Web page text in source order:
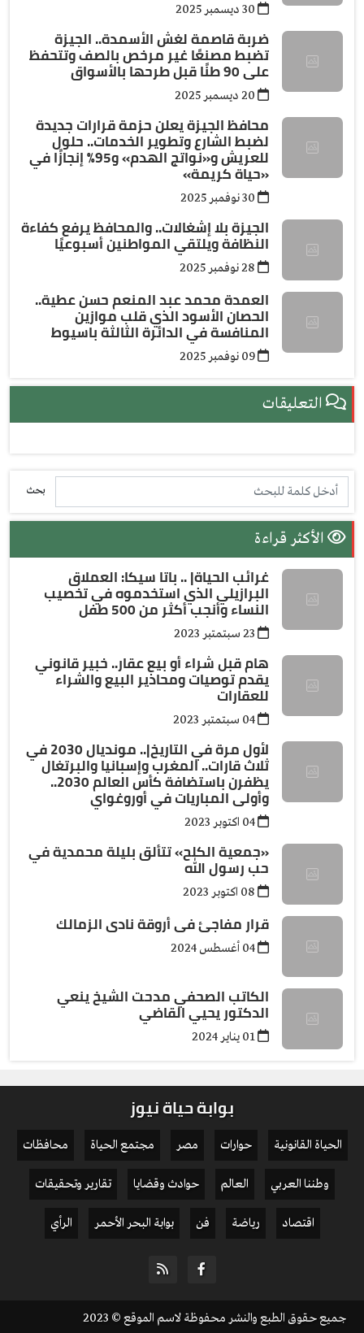
ضربة قاصمة لغش الأسمدة.. الجيزة
تضبط مصنعًا غير مرخص بالصف وتتحفظ
على 90 طنًا قبل طرحها بالأسواق
محافظ الجيزة يعلن حزمة قرارات جديدة
لضبط الشارع وتطوير الخدمات.. حلول
للعريش و«نواتج الهدم» و95٪ إنجازًا في
«حياة كريمة»
الجيزة بلا إشغالات.. والمحافظ يرفع كفاءة
النظافة ويلتقي المواطنين أسبوعيًا
العمدة محمد عبد المنعم حسن عطية..
الحصان الأسود الذي قلب موازين
المنافسة في الدائرة الثالثة باسيوط
التعليقات
بحث
الأكثر قراءة
غرائب الحياة| .. باتا سيكا: العملاق
البرازيلي الذي استخدموه في تخصيب
النساء وأنجب أكثر من 500 طفل
هام قبل شراء أو بيع عقار.. خبير قانوني
يقدم توصيات ومحاذير البيع والشراء
للعقارات
لأول مرة في التاريخ|.. مونديال 2030 في
ثلاث قارات.. المغرب وإسبانيا والبرتغال
يظفرن باستضافة كأس العالم 2030..
وأولى المباريات في أوروغواي
«جمعية الكلح» تتألق بليلة محمدية في
حب رسول الله
قرار مفاجئ فى أروقة نادى الزمالك
الكاتب الصحفي مدحت الشيخ ينعي
الدكتور يحيي القاضي
بوابة حياة نيوز
الحياة القانونية حوارات مصر مجتمع الحياة
محافظات
وطننا العربي
العالم حوادث وقضايا
تقارير وتحقيقات
اقتصاد
رياضة فن بوابة البحر الأحمر الرأي
جميع حقوق الطبع والنشر محفوظة لاسم الموقع © 2023